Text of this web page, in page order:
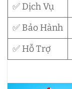
✅ Dịch Vụ
✅ Bảo Hành
✅ Hỗ Trợ